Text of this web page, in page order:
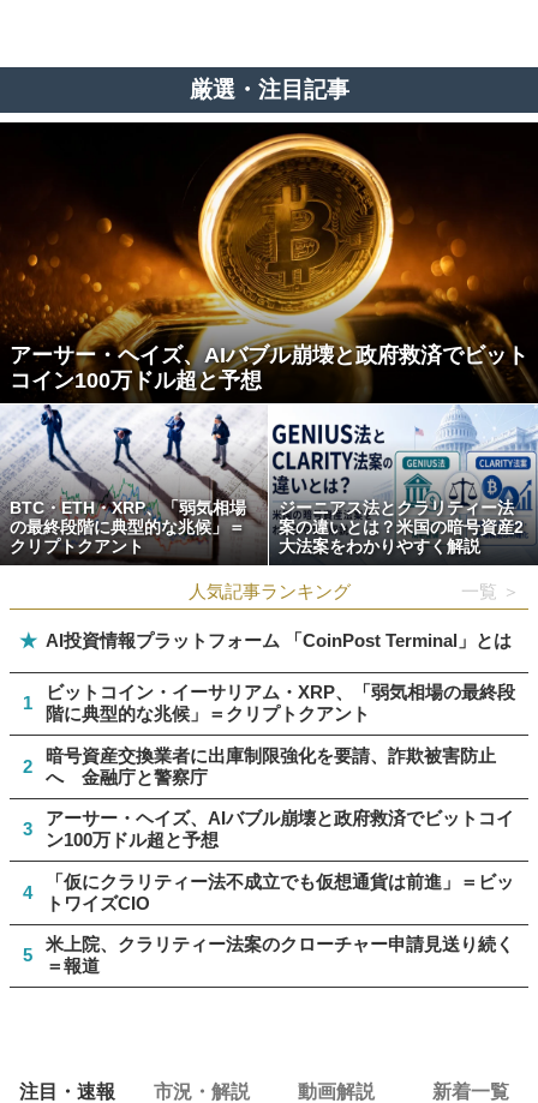
厳選・注目記事
アーサー・ヘイズ、AIバブル崩壊と政府救済でビット
コイン100万ドル超と予想
BTC・ETH・XRP、「弱気相場
の最終段階に典型的な兆候」＝
クリプトクアント
ジーニアス法とクラリティー法
案の違いとは？米国の暗号資産2
大法案をわかりやすく解説
人気記事ランキング 一覧 ＞
★ AI投資情報プラットフォーム 「CoinPost Terminal」とは
1
ビットコイン・イーサリアム・XRP、「弱気相場の最終段
階に典型的な兆候」＝クリプトクアント
2
暗号資産交換業者に出庫制限強化を要請、詐欺被害防止
へ 金融庁と警察庁
3
アーサー・ヘイズ、AIバブル崩壊と政府救済でビットコイ
ン100万ドル超と予想
4
「仮にクラリティー法不成立でも仮想通貨は前進」＝ビッ
トワイズCIO
5
米上院、クラリティー法案のクローチャー申請見送り続く
＝報道
注目・速報 市況・解説 動画解説 新着一覧